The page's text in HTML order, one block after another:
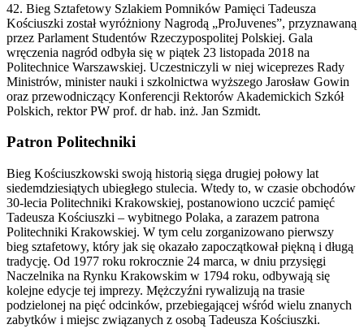
42. Bieg Sztafetowy Szlakiem Pomników Pamięci Tadeusza
Kościuszki został wyróżniony Nagrodą „ProJuvenes”, przyznawaną
przez Parlament Studentów Rzeczypospolitej Polskiej. Gala
wręczenia nagród odbyła się w piątek 23 listopada 2018 na
Politechnice Warszawskiej. Uczestniczyli w niej wiceprezes Rady
Ministrów, minister nauki i szkolnictwa wyższego Jarosław Gowin
oraz przewodniczący Konferencji Rektorów Akademickich Szkół
Polskich, rektor PW prof. dr hab. inż. Jan Szmidt.
Patron Politechniki
Bieg Kościuszkowski swoją historią sięga drugiej połowy lat
siedemdziesiątych ubiegłego stulecia. Wtedy to, w czasie obchodów
30-lecia Politechniki Krakowskiej, postanowiono uczcić pamięć
Tadeusza Kościuszki – wybitnego Polaka, a zarazem patrona
Politechniki Krakowskiej. W tym celu zorganizowano pierwszy
bieg sztafetowy, który jak się okazało zapoczątkował piękną i długą
tradycję. Od 1977 roku rokrocznie 24 marca, w dniu przysięgi
Naczelnika na Rynku Krakowskim w 1794 roku, odbywają się
kolejne edycje tej imprezy. Mężczyźni rywalizują na trasie
podzielonej na pięć odcinków, przebiegającej wśród wielu znanych
zabytków i miejsc związanych z osobą Tadeusza Kościuszki.